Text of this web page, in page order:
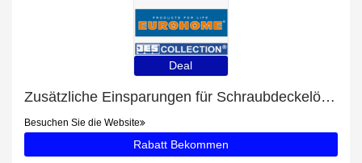
Deal
Zusätzliche Einsparungen für Schraubdeckelöffner EUROHOME® plus zusätzliche 62-Angebote
Besuchen Sie die Website
Rabatt Bekommen